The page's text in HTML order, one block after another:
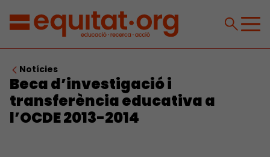
Notícies
Beca d’investigació i
transferència educativa a
l’OCDE 2013-2014